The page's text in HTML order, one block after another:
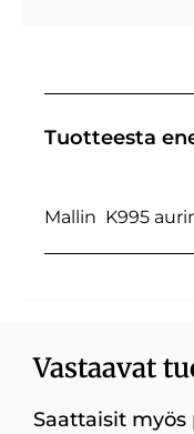
Tuotteesta
Mallin K995
Vastaavat
Saattaisit